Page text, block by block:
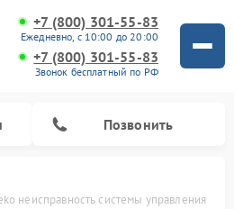
+7 (800) 301-55-83
Ежедневно, с 10:00 до 20:00
+7 (800) 301-55-83
Звонок бесплатный по РФ
Позвонить
неисправность системы управления